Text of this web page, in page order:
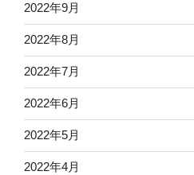
2022年9月
2022年8月
2022年7月
2022年6月
2022年5月
2022年4月